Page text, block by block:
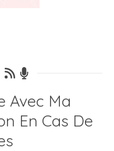
Avec Ma
En Cas De